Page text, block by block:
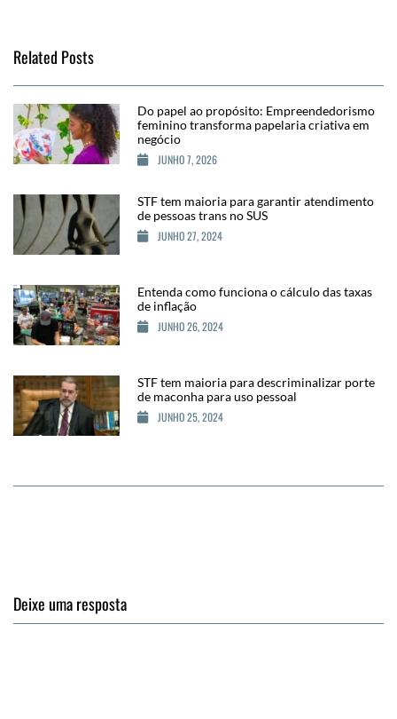
Related Posts
Do papel ao propósito: Empreendedorismo
feminino transforma papelaria criativa em
negócio
JUNHO 7, 2026
STF tem maioria para garantir atendimento
de pessoas trans no SUS
JUNHO 27, 2024
Entenda como funciona o cálculo das taxas
de inflação
JUNHO 26, 2024
STF tem maioria para descriminalizar porte
de maconha para uso pessoal
JUNHO 25, 2024
Deixe uma resposta